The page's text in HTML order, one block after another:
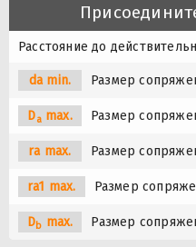
Расстояние до
da min. Размер
Damax. Размер
ra max. Размер
ra1 max. Размер
Db max. Размер